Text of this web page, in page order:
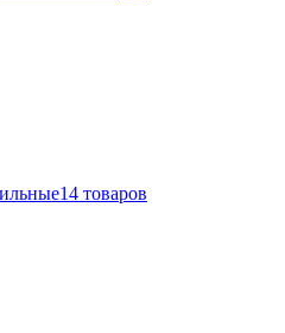
14 товаров